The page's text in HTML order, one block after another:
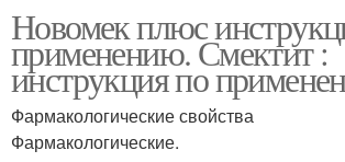
Новомек плюс
применению. Смектит :
инструкция по
Фармакологические свойства
Фармакологические.